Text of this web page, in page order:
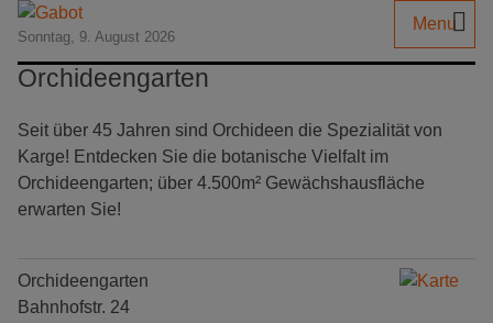
Sonntag, 9. August 2026
Menu
Orchideengarten
Seit über 45 Jahren sind Orchideen die Spezialität von
Karge! Entdecken Sie die botanische Vielfalt im
Orchideengarten; über 4.500m² Gewächshausfläche
erwarten Sie!
Orchideengarten
Bahnhofstr. 24